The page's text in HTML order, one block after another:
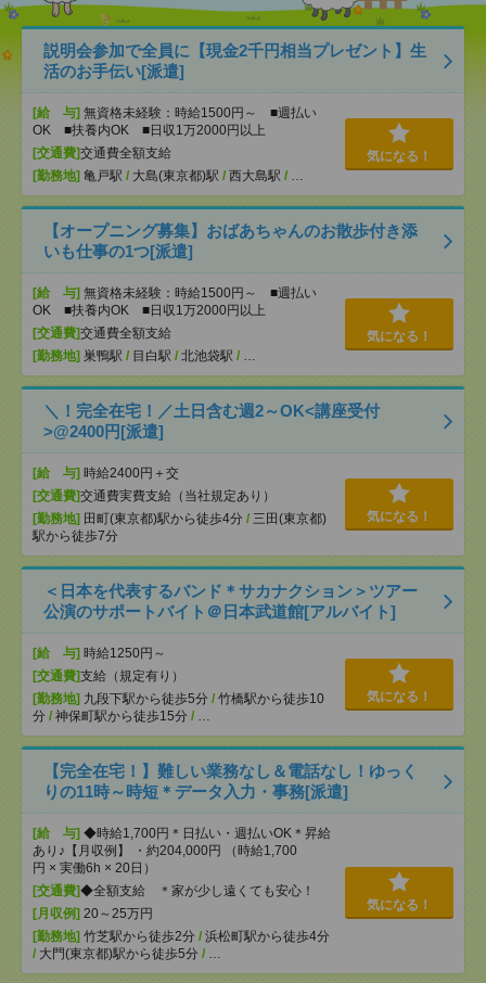
説明会参加で全員に【現金2千円相当プレゼント】生
活のお手伝い[派遣]
[給 与] 無資格未経験：時給1500円～ ■週払い
OK ■扶養内OK ■日収1万2000円以上
[交通費]交通費全額支給
[勤務地] 亀戸駅 / 大島(東京都)駅 / 西大島駅 / …
気になる！
【オープニング募集】おばあちゃんのお散歩付き添
いも仕事の1つ[派遣]
[給 与] 無資格未経験：時給1500円～ ■週払い
OK ■扶養内OK ■日収1万2000円以上
[交通費]交通費全額支給
[勤務地] 巣鴨駅 / 目白駅 / 北池袋駅 / …
気になる！
＼！完全在宅！／土日含む週2～OK<講座受付
>@2400円[派遣]
[給 与] 時給2400円＋交
[交通費]交通費実費支給（当社規定あり）
[勤務地] 田町(東京都)駅から徒歩4分 / 三田(東京都)
駅から徒歩7分
気になる！
＜日本を代表するバンド＊サカナクション＞ツアー
公演のサポートバイト＠日本武道館[アルバイト]
[給 与] 時給1250円～
[交通費]支給（規定有り）
[勤務地] 九段下駅から徒歩5分 / 竹橋駅から徒歩10
分 / 神保町駅から徒歩15分 / …
気になる！
【完全在宅！】難しい業務なし＆電話なし！ゆっく
りの11時～時短＊データ入力・事務[派遣]
[給 与] ◆時給1,700円＊日払い・週払いOK＊昇給
あり♪【月収例】 ・約204,000円 （時給1,700
円 × 実働6h × 20日）
[交通費]◆全額支給 ＊家が少し遠くても安心！
[月収例] 20～25万円
[勤務地] 竹芝駅から徒歩2分 / 浜松町駅から徒歩4分
/ 大門(東京都)駅から徒歩5分 / …
気になる！